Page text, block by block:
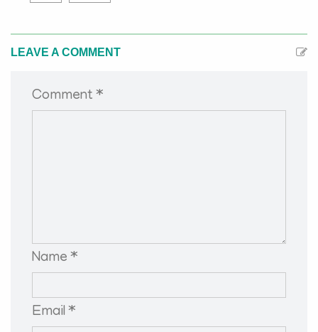
LEAVE A COMMENT
Comment *
Name *
Email *